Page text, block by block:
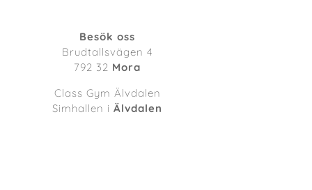
Besök oss
Brudtallsvägen 4
792 32 Mora
Class Gym Älvdalen
Simhallen iÄlvdalen